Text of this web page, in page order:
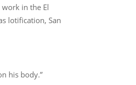
in the El
lotification, San
his body.”